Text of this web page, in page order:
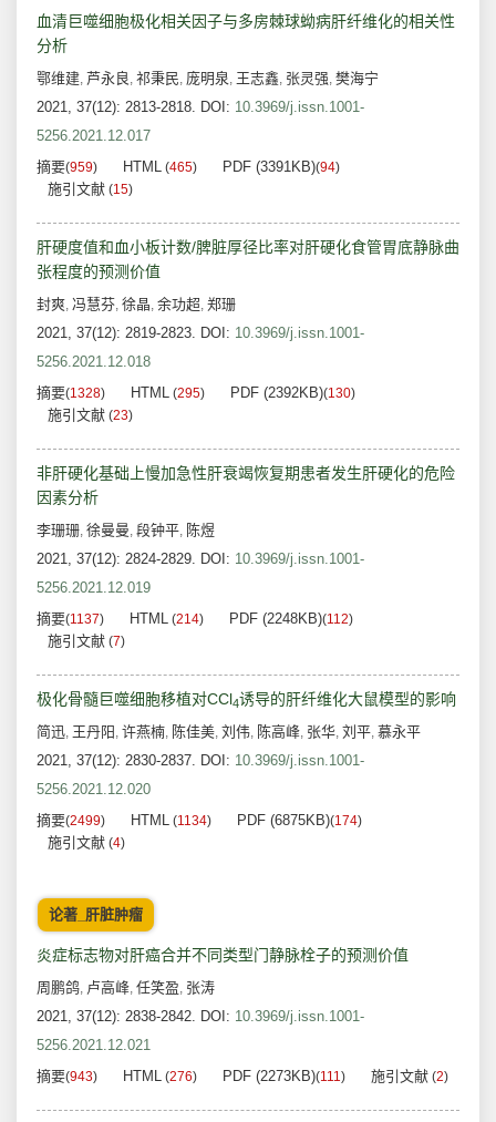
血清巨噬细胞极化相关因子与多房棘球蚴病肝纤维化的相关性
分析
鄂维建, 芦永良, 祁秉民, 庞明泉, 王志鑫, 张灵强, 樊海宁
2021, 37(12): 2813-2818. DOI: 10.3969/j.issn.1001-
5256.2021.12.017
摘要(959) HTML (465) PDF (3391KB)(94)
施引文献 (15)
肝硬度值和血小板计数/脾脏厚径比率对肝硬化食管胃底静脉曲
张程度的预测价值
封爽, 冯慧芬, 徐晶, 余功超, 郑珊
2021, 37(12): 2819-2823. DOI: 10.3969/j.issn.1001-
5256.2021.12.018
摘要(1328) HTML (295) PDF (2392KB)(130)
施引文献 (23)
非肝硬化基础上慢加急性肝衰竭恢复期患者发生肝硬化的危险
因素分析
李珊珊, 徐曼曼, 段钟平, 陈煜
2021, 37(12): 2824-2829. DOI: 10.3969/j.issn.1001-
5256.2021.12.019
摘要(1137) HTML (214) PDF (2248KB)(112)
施引文献 (7)
极化骨髓巨噬细胞移植对CCl4诱导的肝纤维化大鼠模型的影响
简迅, 王丹阳 , 许燕楠, 陈佳美, 刘伟, 陈高峰, 张华, 刘平, 慕永平
2021, 37(12): 2830-2837. DOI: 10.3969/j.issn.1001-
5256.2021.12.020
摘要(2499) HTML (1134) PDF (6875KB)(174)
施引文献 (4)
论著_肝脏肿瘤
炎症标志物对肝癌合并不同类型门静脉栓子的预测价值
周鹏鸽, 卢高峰, 任笑盈, 张涛
2021, 37(12): 2838-2842. DOI: 10.3969/j.issn.1001-
5256.2021.12.021
摘要(943) HTML (276) PDF (2273KB)(111) 施引文献 (2)